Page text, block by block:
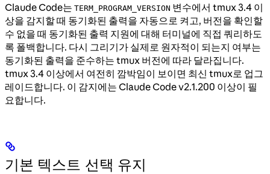
Claude Code는 TERM_PROGRAM_VERSION 변수에서 tmux 3.4 이
상을 감지할 때 동기화된 출력을 자동으로 켜고, 버전을 확인할
수 없을 때 동기화된 출력 지원에 대해 터미널에 직접 쿼리하도
록 폴백합니다. 다시 그리기가 실제로 원자적이 되는지 여부는
동기화된 출력을 준수하는 tmux 버전에 따라 달라집니다.
tmux 3.4 이상에서 여전히 깜박임이 보이면 최신 tmux로 업그
레이드합니다. 이 감지에는 Claude Code v2.1.200 이상이 필
요합니다.
기본 텍스트 선택 유지